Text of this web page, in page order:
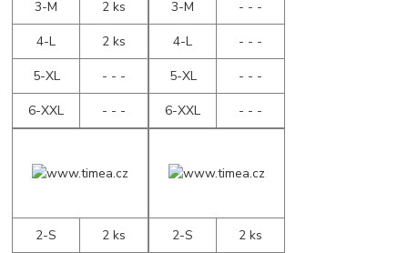
3-M
2 ks
4-L
2 ks
5-XL
- - -
6-XXL
- - -
3-M
- - -
4-L
- - -
5-XL
- - -
6-XXL
- - -
2-S
2 ks
2-S
2 ks